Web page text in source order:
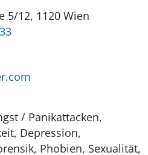
5/12, 1120 Wien
/ Panikattacken,
Depression,
Phobien, Sexualität,